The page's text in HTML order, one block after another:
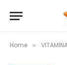
Home »